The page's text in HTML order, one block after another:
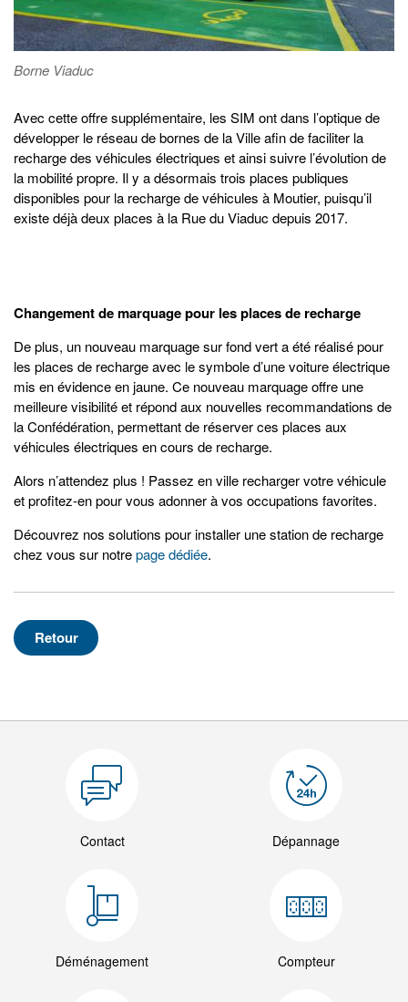
Borne Viaduc
Avec cette offre supplémentaire, les SIM ont dans l’optique de
développer le réseau de bornes de la Ville afin de faciliter la
recharge des véhicules électriques et ainsi suivre l’évolution de
la mobilité propre. Il y a désormais trois places publiques
disponibles pour la recharge de véhicules à Moutier, puisqu’il
existe déjà deux places à la Rue du Viaduc depuis 2017.
Changement de marquage pour les places de recharge
De plus, un nouveau marquage sur fond vert a été réalisé pour
les places de recharge avec le symbole d’une voiture électrique
mis en évidence en jaune. Ce nouveau marquage offre une
meilleure visibilité et répond aux nouvelles recommandations de
la Confédération, permettant de réserver ces places aux
véhicules électriques en cours de recharge.
Alors n’attendez plus ! Passez en ville recharger votre véhicule
et profitez-en pour vous adonner à vos occupations favorites.
Découvrez nos solutions pour installer une station de recharge
chez vous sur notrepage dédiée.
Retour
Contact Dépannage
Déménagement Compteur